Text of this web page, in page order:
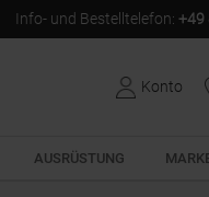
Info- und Bestelltelefon: +49
Konto
AUSRÜSTUNG